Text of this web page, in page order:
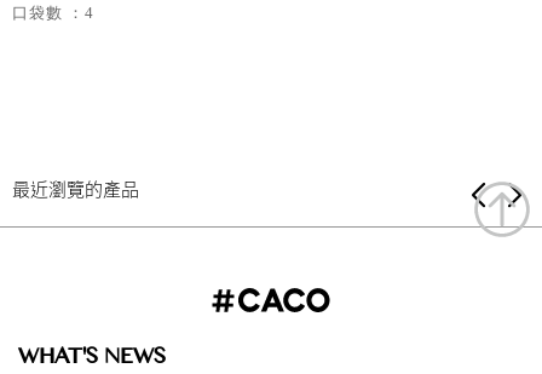
口袋數 ：4
最近瀏覽的產品
WHAT'S NEWS